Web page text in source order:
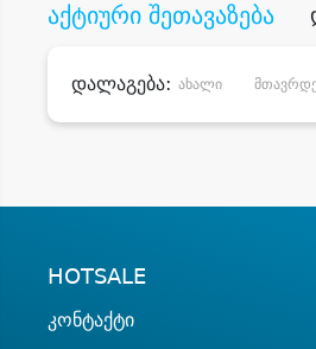
აქტიური შეთავაზება
დალაგება: ახალი
HOTSALE
კონტაქტი